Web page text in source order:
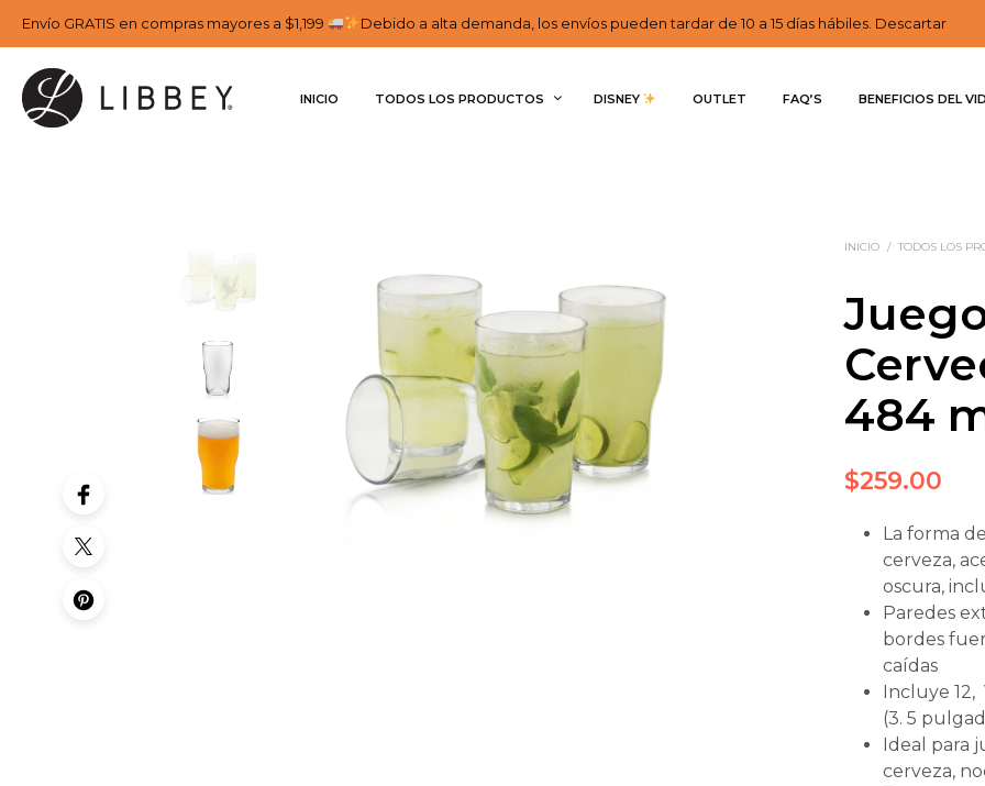
Envío GRATIS en compras mayores a $1,199 Debido a alta demanda, los envíos pueden tardar de 10 a 15 días hábiles. Descartar
INICIO TODOS LOS PRODUCTOS DISNEY OUTLET FAQ’S BENEFICIOS DEL
INICIO / TODOS LOS
484
$259.00
La forma
cerveza,
oscura,
Paredes
bordes
caídas
Incluye
(3. 5
Ideal para
cerveza,